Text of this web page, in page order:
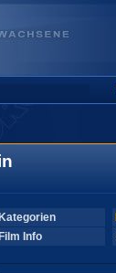
Kategorien
Film Info